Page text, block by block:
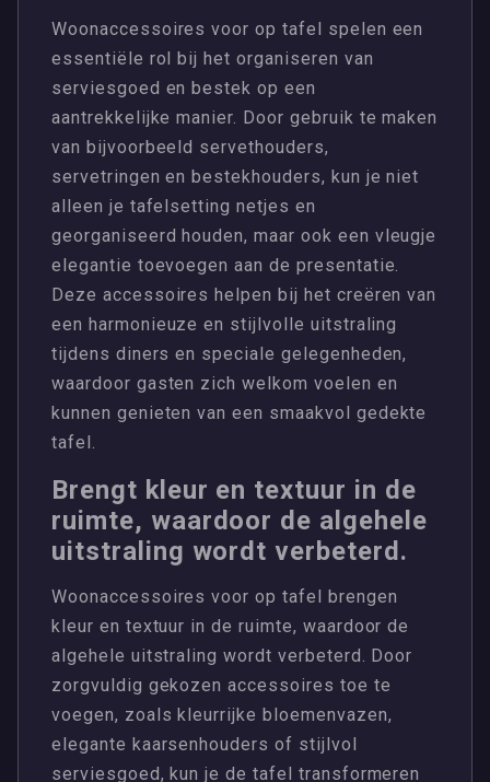
Woonaccessoires voor op tafel spelen een
essentiële rol bij het organiseren van
serviesgoed en bestek op een
aantrekkelijke manier. Door gebruik te maken
van bijvoorbeeld servethouders,
servetringen en bestekhouders, kun je niet
alleen je tafelsetting netjes en
georganiseerd houden, maar ook een vleugje
elegantie toevoegen aan de presentatie.
Deze accessoires helpen bij het creëren van
een harmonieuze en stijlvolle uitstraling
tijdens diners en speciale gelegenheden,
waardoor gasten zich welkom voelen en
kunnen genieten van een smaakvol gedekte
tafel.
Brengt kleur en textuur in de
ruimte, waardoor de algehele
uitstraling wordt verbeterd.
Woonaccessoires voor op tafel brengen
kleur en textuur in de ruimte, waardoor de
algehele uitstraling wordt verbeterd. Door
zorgvuldig gekozen accessoires toe te
voegen, zoals kleurrijke bloemenvazen,
elegante kaarsenhouders of stijlvol
serviesgoed, kun je de tafel transformeren